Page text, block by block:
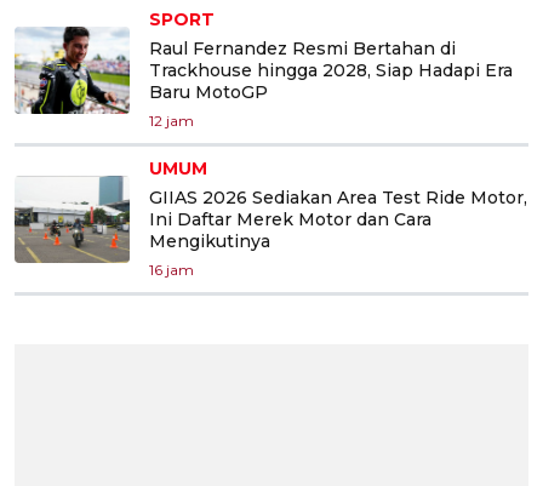
SPORT
Raul Fernandez Resmi Bertahan di
Trackhouse hingga 2028, Siap Hadapi Era
Baru MotoGP
12 jam
UMUM
GIIAS 2026 Sediakan Area Test Ride Motor,
Ini Daftar Merek Motor dan Cara
Mengikutinya
16 jam